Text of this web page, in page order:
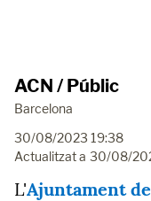
ACN / Públic
Barcelona
30/08/2023 19:38
Actualitzat a 30/08/
L'Ajuntament